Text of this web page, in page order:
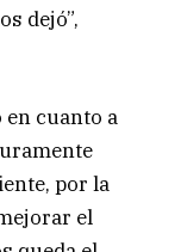
dejó”,
cuanto a
por la
el